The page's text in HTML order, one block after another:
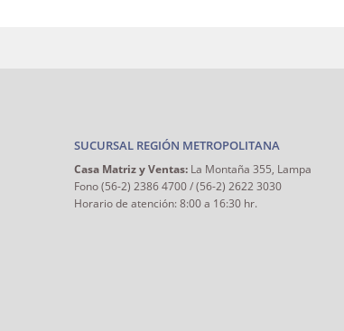
SUCURSAL REGIÓN METROPOLITANA
Casa Matriz y Ventas: La Montaña 355, Lampa
Fono (56-2) 2386 4700 / (56-2) 2622 3030
Horario de atención: 8:00 a 16:30 hr.